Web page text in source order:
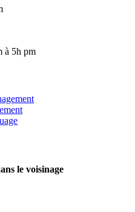
à 5h pm
le voisinage